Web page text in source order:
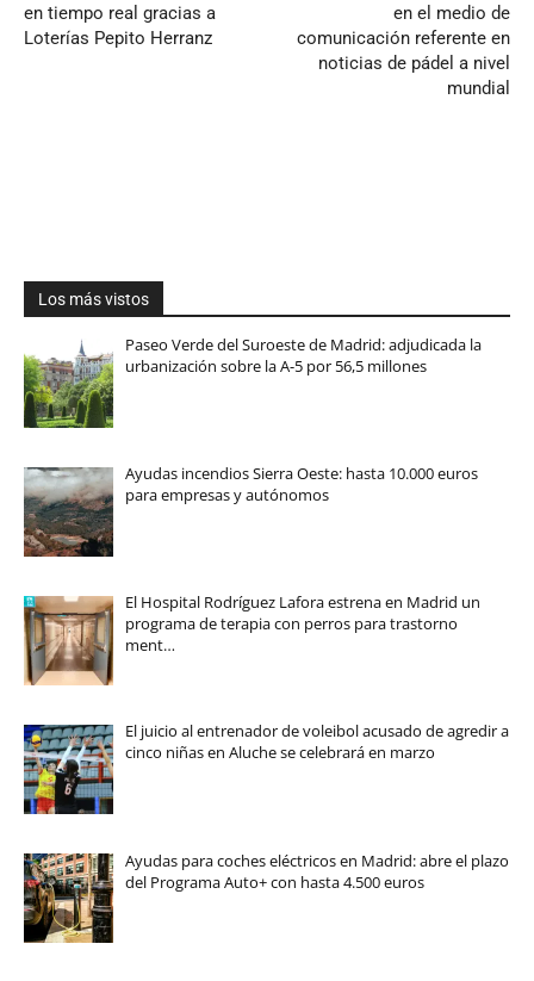
en tiempo real gracias a
Loterías Pepito Herranz
en el medio de
comunicación referente en
noticias de pádel a nivel
mundial
Los más vistos
Paseo Verde del Suroeste de Madrid: adjudicada la
urbanización sobre la A-5 por 56,5 millones
Ayudas incendios Sierra Oeste: hasta 10.000 euros
para empresas y autónomos
El Hospital Rodríguez Lafora estrena en Madrid un
programa de terapia con perros para trastorno
ment…
El juicio al entrenador de voleibol acusado de agredir a
cinco niñas en Aluche se celebrará en marzo
Ayudas para coches eléctricos en Madrid: abre el plazo
del Programa Auto+ con hasta 4.500 euros